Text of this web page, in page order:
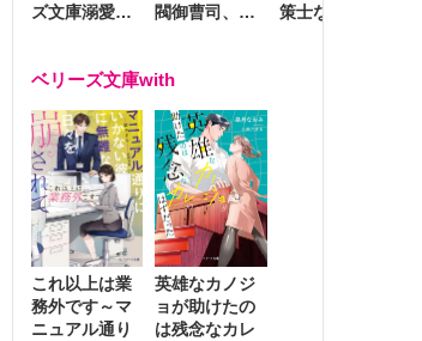
ズ文庫溺愛ア
閥御曹司、笑
激烈愛で貫く
策士な御曹司
ベリーズ文庫with
これ以上は業
務外です～マ
ニュアル通り
英雄なカノジ
ョが助けたの
は残念なカレ